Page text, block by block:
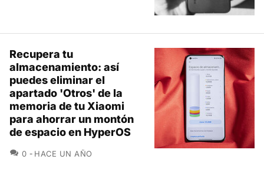
Recupera tu
almacenamiento: así
puedes eliminar el
apartado 'Otros' de la
memoria de tu Xiaomi
para ahorrar un montón
de espacio en HyperOS
0 COMENTARIOS
HACE UN AÑO